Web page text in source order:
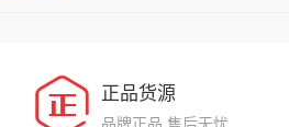
正品货源